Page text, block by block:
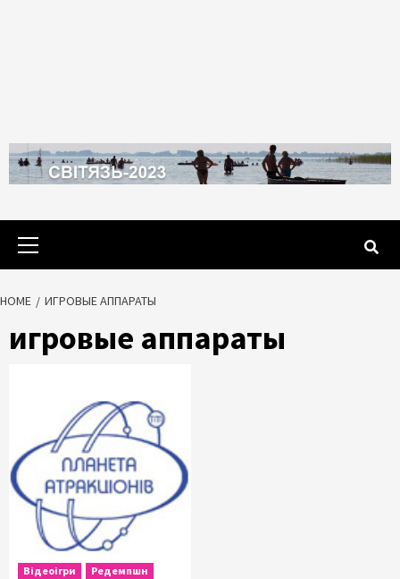
Primary
HOME ИГРОВЫЕ АППАРАТЫ
игровые аппараты
Відеоігри Редемпшн